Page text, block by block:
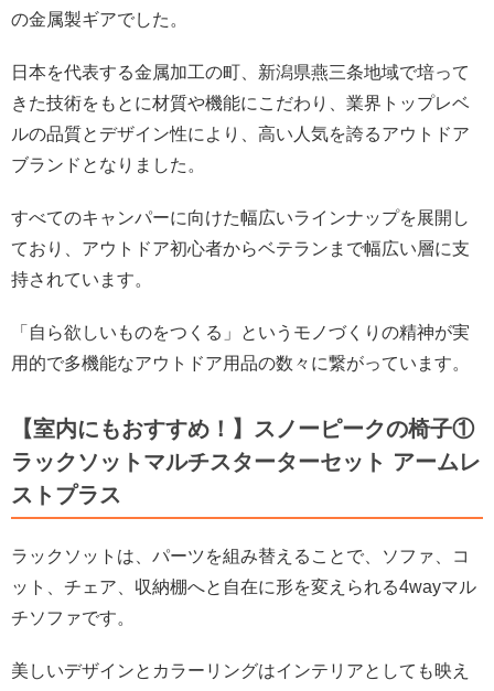
の金属製ギアでした。
日本を代表する金属加工の町、新潟県燕三条地域で培って
きた技術をもとに材質や機能にこだわり、業界トップレベ
ルの品質とデザイン性により、高い人気を誇るアウトドア
ブランドとなりました。
すべてのキャンパーに向けた幅広いラインナップを展開し
ており、アウトドア初心者からベテランまで幅広い層に支
持されています。
「自ら欲しいものをつくる」というモノづくりの精神が実
用的で多機能なアウトドア用品の数々に繋がっています。
【室内にもおすすめ！】スノーピークの椅子①
ラックソットマルチスターターセット アームレ
ストプラス
ラックソットは、パーツを組み替えることで、ソファ、コ
ット、チェア、収納棚へと自在に形を変えられる4wayマル
チソファです。
美しいデザインとカラーリングはインテリアとしても映え